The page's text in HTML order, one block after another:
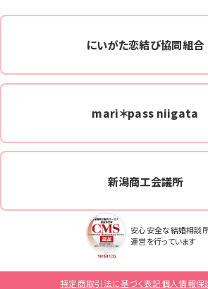
にいがた恋結び協同組合
mari＊pass niigata
新潟商工会議所
安心安全な結婚相談
運営を行っています
特定商取引法に基づく表記個人情報保